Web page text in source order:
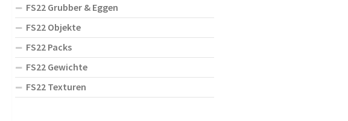
FS22 Grubber & Eggen
FS22 Objekte
FS22 Packs
FS22 Gewichte
FS22 Texturen